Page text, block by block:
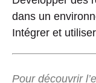
dans un
Intégrer et
Pour découvrir